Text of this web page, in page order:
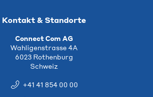
Kontakt & Standorte
Connect Com AG
Wahligenstrasse 4A
6023 Rothenburg
Schweiz
+41 41 854 00 00